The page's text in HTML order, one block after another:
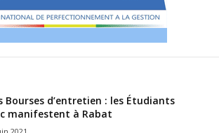
Bourses d’entretien : les Étudiants
manifestent à Rabat